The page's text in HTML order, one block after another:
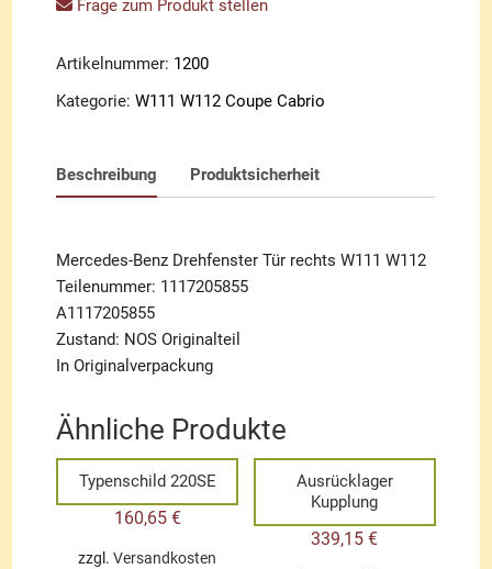
Menge
Frage zum Produkt stellen
Artikelnummer: 1200
Kategorie:W111 W112 Coupe Cabrio
Beschreibung Produktsicherheit
Mercedes-Benz Drehfenster Tür rechts W111 W112
Teilenummer: 1117205855
A1117205855
Zustand: NOS Originalteil
In Originalverpackung
Ähnliche Produkte
Typenschild 220SE
160,65 €
zzgl.Versandkosten
Ausrücklager
Kupplung
339,15€